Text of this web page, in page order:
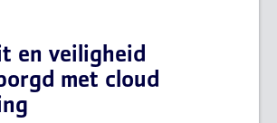
en veiligheid
met cloud